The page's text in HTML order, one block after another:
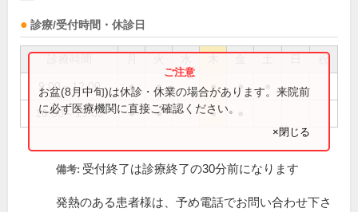
診療/受付時間・休診日
祝
9:00～12:00 ● ● ● ●
16:00～19:00 ● ● ●
お盆(8月中旬)は休診・休業の場合があります。来院前
に必ず医療機関に直接ご確認ください。
×閉じる
備考: 受付終了は診療終了の30分前になります
発熱のある患者様は、予め電話でお問い合わせ下さ